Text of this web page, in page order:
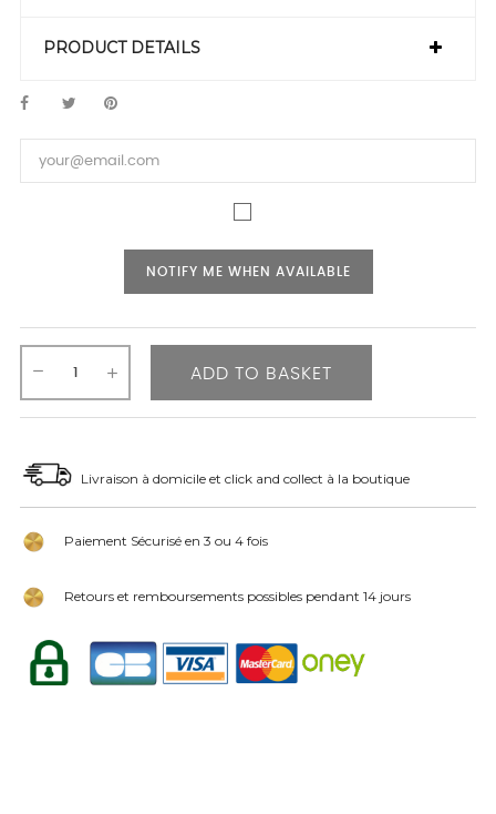
PRODUCT DETAILS
NOTIFY ME WHEN AVAILABLE
ADD TO BASKET
Livraison à domicile et click and collect à la boutique
Paiement Sécurisé en 3 ou 4 fois
Retours et remboursements possibles pendant 14 jours